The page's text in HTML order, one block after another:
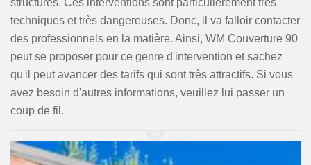
structures. Ces interventions sont particulièrement très
techniques et très dangereuses. Donc, il va falloir contacter
des professionnels en la matière. Ainsi, WM Couverture 90
peut se proposer pour ce genre d'intervention et sachez
qu'il peut avancer des tarifs qui sont très attractifs. Si vous
avez besoin d'autres informations, veuillez lui passer un
coup de fil.